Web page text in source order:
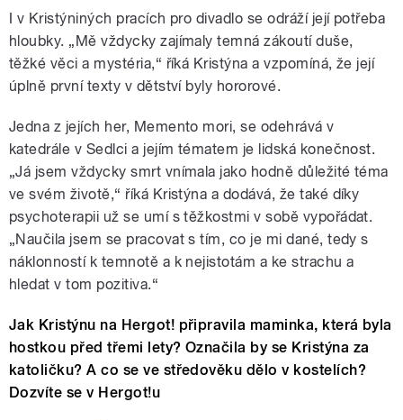
I v Kristýniných pracích pro divadlo se odráží její potřeba
hloubky. „Mě vždycky zajímaly temná zákoutí duše,
těžké věci a mystéria,“ říká Kristýna a vzpomíná, že její
úplně první texty v dětství byly hororové.
Jedna z jejích her, Memento mori, se odehrává v
katedrále v Sedlci a jejím tématem je lidská konečnost.
„Já jsem vždycky smrt vnímala jako hodně důležité téma
ve svém životě,“ říká Kristýna a dodává, že také díky
psychoterapii už se umí s těžkostmi v sobě vypořádat.
„Naučila jsem se pracovat s tím, co je mi dané, tedy s
náklonností k temnotě a k nejistotám a ke strachu a
hledat v tom pozitiva.“
Jak Kristýnu na Hergot! připravila maminka, která byla
hostkou před třemi lety? Označila by se Kristýna za
katoličku? A co se ve středověku dělo v kostelích?
Dozvíte se v Hergot!u